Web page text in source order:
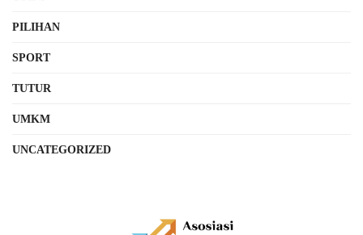
PILIHAN
SPORT
TUTUR
UMKM
UNCATEGORIZED